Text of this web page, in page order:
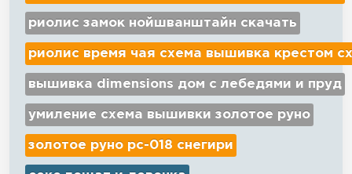
риолис замок нойшванштайн скачать
риолис время чая схема вышивка крестом
вышивка dimensions дом с лебедями и пруд
умиление схема вышивки золотое руно
золотое руно рс-018 снегири